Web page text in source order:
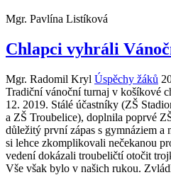
Mgr. Pavlína Listíková
Chlapci vyhráli
Mgr. Radomil Kryl Úspěchy žáků
Tradiční vánoční turnaj v košíkové
12. 2019. Stálé účastníky (ZŠ
a ZŠ Troubelice), doplnila poprvé
důležitý první zápas s gymnáziem a
si lehce zkomplikovali nečekanou
vedení dokázali troubeličtí otočit
Vše však bylo v našich rukou.